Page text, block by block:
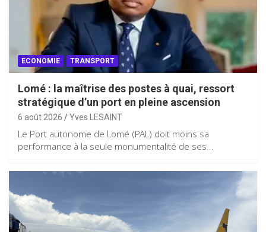
ECONOMIE TRANSPORT
Lomé : la maîtrise des postes à quai, ressort
stratégique d’un port en pleine ascension
6 août 2026 Yves LESAINT
Le Port autonome de Lomé (PAL) doit moins sa
performance à la seule monumentalité de ses…